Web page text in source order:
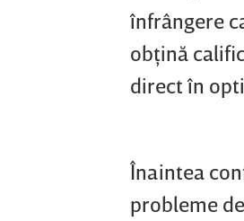
înfrângere
obţină
direct în
Înaintea
probleme